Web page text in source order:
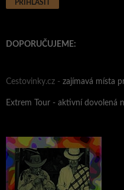
DOPORUČUJEME:
Cestovinky.cz - zajímavá místa
Extrem Tour - aktivní dovolená